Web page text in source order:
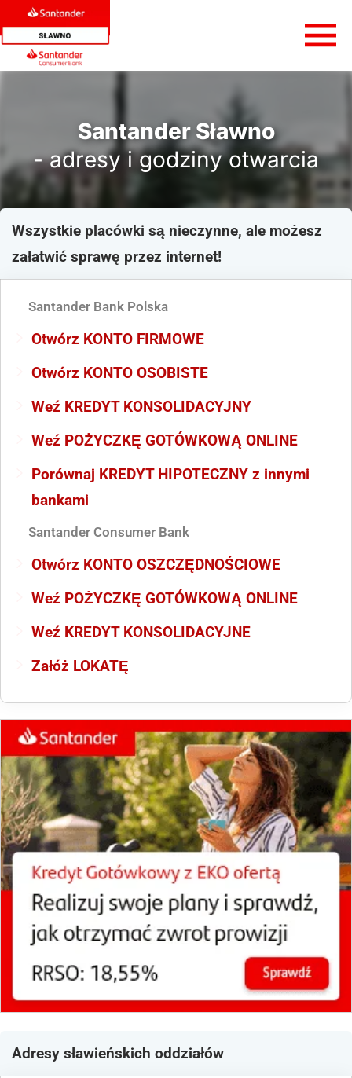
Santander Sławno
- adresy i godziny otwarcia
Wszystkie placówki są nieczynne, ale możesz
załatwić sprawę przez internet!
Santander Bank Polska
Otwórz KONTO FIRMOWE
Otwórz KONTO OSOBISTE
Weź KREDYT KONSOLIDACYJNY
Weź POŻYCZKĘ GOTÓWKOWĄ ONLINE
Porównaj KREDYT HIPOTECZNY z innymi
bankami
Santander Consumer Bank
Otwórz KONTO OSZCZĘDNOŚCIOWE
Weź POŻYCZKĘ GOTÓWKOWĄ ONLINE
Weź KREDYT KONSOLIDACYJNE
Załóż LOKATĘ
Adresy sławieńskich oddziałów